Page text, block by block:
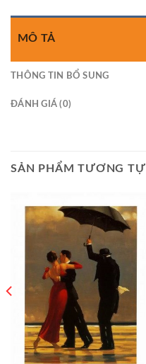
MÔ TẢ
THÔNG TIN BỔ SUNG
ĐÁNH GIÁ (0)
SẢN PHẨM TƯƠNG TỰ